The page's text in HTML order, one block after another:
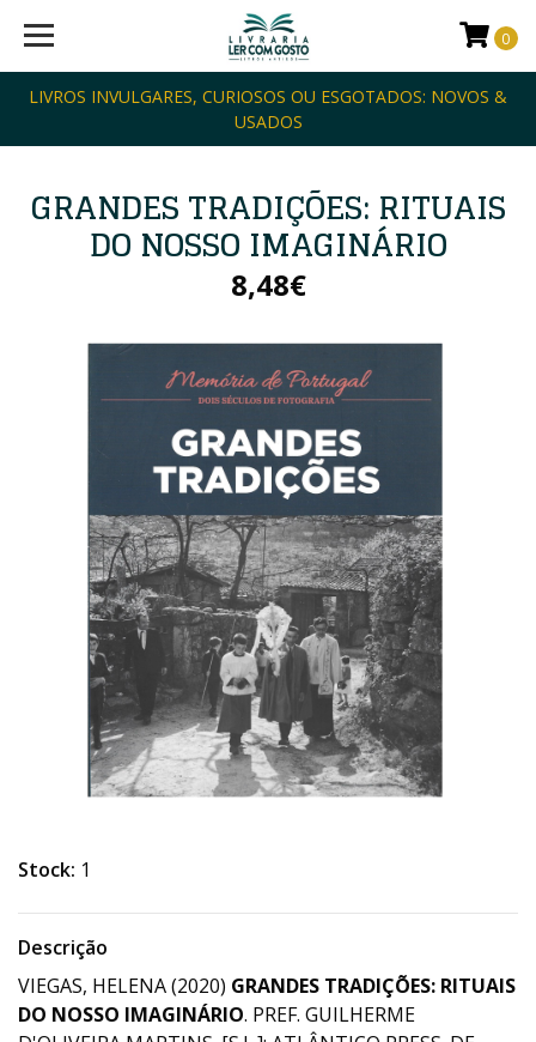
LIVROS INVULGARES, CURIOSOS OU ESGOTADOS: NOVOS &
USADOS
0
GRANDES TRADIÇÕES: RITUAIS
DO NOSSO IMAGINÁRIO
8,48€
Stock: 1
Descrição
VIEGAS, HELENA (2020) GRANDES TRADIÇÕES: RITUAIS
DO NOSSO IMAGINÁRIO. PREF. GUILHERME